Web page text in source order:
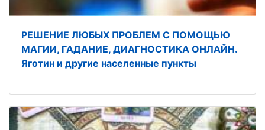
РЕШЕНИЕ ЛЮБЫХ ПРОБЛЕМ С ПОМОЩЬЮ
МАГИИ, ГАДАНИЕ, ДИАГНОСТИКА ОНЛАЙН.
Яготин и другие населенные пункты